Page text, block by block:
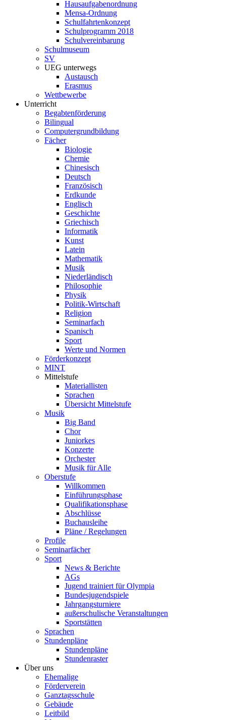
Hausaufgabenordnung
Mensa-Ordnung
Schulfahrtenkonzept
Schulprogramm 2018
Schulvereinbarung
Schulmuseum
SV
UEG unterwegs
Austausch
Erasmus
Wettbewerbe
Unterricht
Begabtenförderung
Bilingual
Computergrundbildung
Fächer
Biologie
Chemie
Chinesisch
Deutsch
Französisch
Erdkunde
Englisch
Geschichte
Griechisch
Informatik
Kunst
Latein
Mathematik
Musik
Niederländisch
Philosophie
Physik
Politik-Wirtschaft
Religion
Seminarfach
Spanisch
Sport
Werte und Normen
Förderkonzept
MINT
Mittelstufe
Materiallisten
Sprachen
Übersicht Mittelstufe
Musik
Big Band
Chor
Juniorkes
Konzerte
Orchester
Musik für Alle
Oberstufe
Willkommen
Einführungsphase
Qualifikationsphase
Abschlüsse
Buchausleihe
Pläne / Regelungen
Profile
Seminarfächer
Sport
News & Berichte
AGs
Jugend trainiert für Olympia
Bundesjugendspiele
Jahrgangsturniere
außerschulische Veranstaltungen
Sportstätten
Sprachen
Stundenpläne
Stundenpläne
Stundenraster
Über uns
Ehemalige
Förderverein
Ganztagsschule
Gebäude
Leitbild